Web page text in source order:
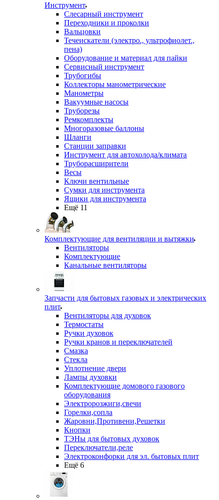
Инструмент
Слесарный инструмент
Переходники и проколки
Вальцовки
Течеискатели (электро., ультрофиолет.,
пена)
Оборудование и материал для пайки
Сервисный инструмент
Трубогибы
Коллекторы манометрические
Манометры
Вакуумные насосы
Труборезы
Ремкомплекты
Многоразовые баллоны
Шланги
Станции заправки
Инструмент для автохолода/климата
Труборасширители
Весы
Ключи вентильные
Сумки для инструмента
Ящики для инструмента
Ещё 11
Комплектующие для вентиляции и вытяжки
Вентиляторы
Комплектующие
Канальные вентиляторы
Запчасти для бытовых газовых и электрических
плит
Вентиляторы для духовок
Термостаты
Ручки духовок
Ручки кранов и переключателей
Смазка
Стекла
Уплотнение двери
Лампы духовки
Комплектующие домового газового
оборудования
Электророзжиги,свечи
Горелки,сопла
Жаровни,Противени,Решетки
Кнопки
ТЭНы для бытовых духовок
Переключатели,реле
Электроконфорки для эл. бытовых плит
Ещё 6